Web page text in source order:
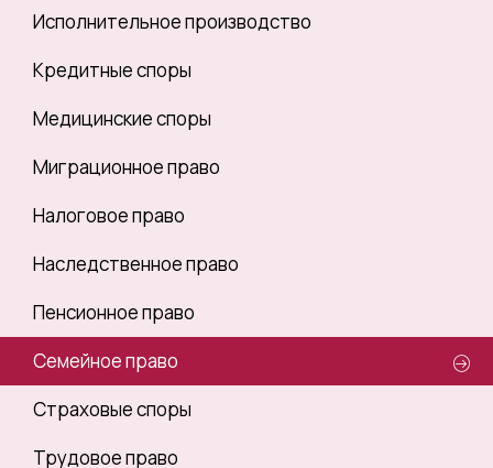
Исполнительное производство
Кредитные споры
Медицинские споры
Миграционное право
Налоговое право
Наследственное право
Пенсионное право
Семейное право
Страховые споры
Трудовое право